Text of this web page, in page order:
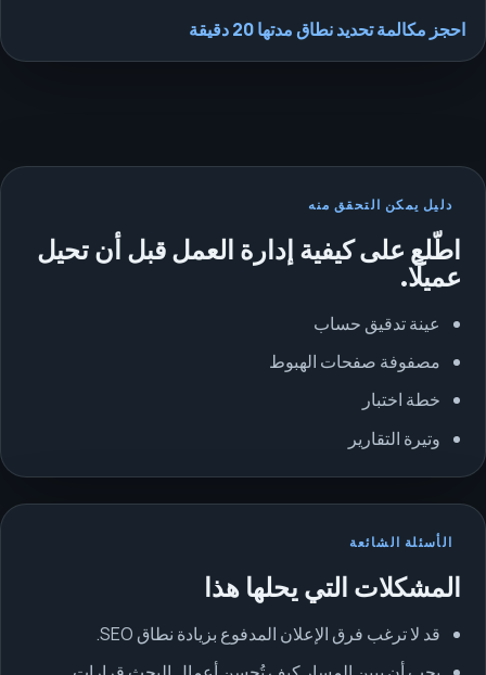
احجز مكالمة تحديد نطاق مدتها 20 دقيقة
دليل يمكن التحقق منه
اطّلع على كيفية إدارة العمل قبل أن تحيل
عميلًا.
عينة تدقيق حساب
مصفوفة صفحات الهبوط
خطة اختبار
وتيرة التقارير
الأسئلة الشائعة
المشكلات التي يحلها هذا
قد لا ترغب فرق الإعلان المدفوع بزيادة نطاق SEO.